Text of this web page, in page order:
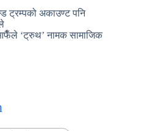
ट्रम्पको अकाउण्टपनि
‘ट्रुथ’ नामक सामाजिक